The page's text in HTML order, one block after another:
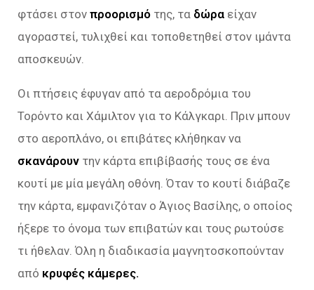
φτάσει στον προορισμό της, τα δώρα είχαν
αγοραστεί, τυλιχθεί και τοποθετηθεί στον ιμάντα
αποσκευών.
Οι πτήσεις έφυγαν από τα αεροδρόμια του
Τορόντο και Χάμιλτον για το Κάλγκαρι. Πριν μπουν
στο αεροπλάνο, οι επιβάτες κλήθηκαν να
σκανάρουν την κάρτα επιβίβασής τους σε ένα
κουτί με μία μεγάλη οθόνη. Όταν το κουτί διάβαζε
την κάρτα, εμφανιζόταν ο Άγιος Βασίλης, ο οποίος
ήξερε το όνομα των επιβατών και τους ρωτούσε
τι ήθελαν. Όλη η διαδικασία μαγνητοσκοπούνταν
από κρυφές κάμερες.